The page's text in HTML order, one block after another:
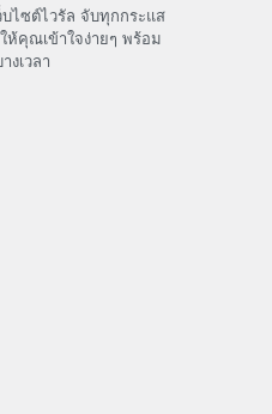
ไซต์ไวรัล จับทุกกระแส
คุณเข้าใจง่ายๆ พร้อม
งเวลา